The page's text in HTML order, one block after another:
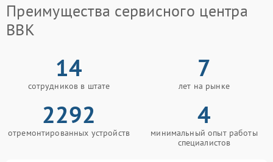
Преимущества сервисного центра
BBK
14
сотрудников в штате
7
лет на рынке
2292
отремонтированных устройств
4
минимальный опыт работы
специалистов